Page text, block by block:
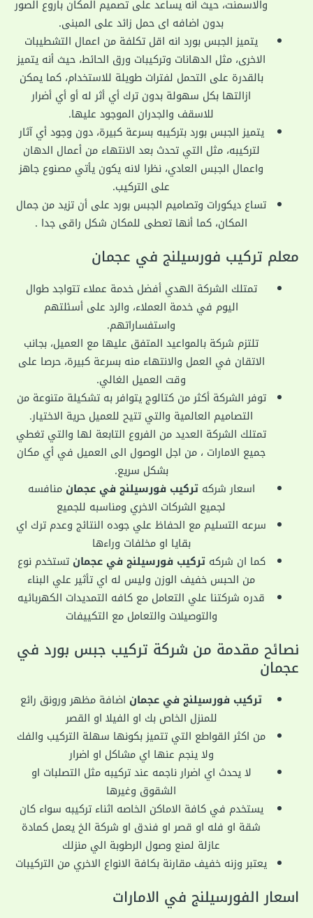
والاسمنت، حيث انه يساعد على تصميم المكان باروع الصور
بدون اضافه اى حمل زائد على المبنى.
يتميز الجبس بورد انه اقل تكلفة من اعمال التشطيبات
الاخرى، مثل الدهانات وتركيبات ورق الحائط، حيث أنه يتميز
بالقدرة على التحمل لفترات طويلة للاستخدام، كما يمكن
ازالتها بكل سهولة بدون ترك أي أثر له أو أي أضرار
للاسقف والجدران الموجود عليها.
يتميز الجبس بورد بتركيبه بسرعة كبيرة، دون وجود أي آثار
لتركيبه، مثل التي تحدث بعد الانتهاء من أعمال الدهان
واعمال الجبس العادي، نظرا لانه يكون يأتي مصنوع جاهز
على التركيب.
تساع ديكورات وتصاميم الجبس بورد على أن تزيد من جمال
المكان، كما أنها تعطى للمكان شكل راقى جدا .
معلم تركيب فورسيلنج في عجمان
تمتلك الشركة الهدي أفضل خدمة عملاء تتواجد طوال
اليوم في خدمة العملاء، والرد على أسئلتهم
واستفساراتهم.
تلتزم شركة بالمواعيد المتفق عليها مع العميل، بجانب
الاتقان في العمل والانتهاء منه بسرعة كبيرة، حرصا على
وقت العميل الغالي.
توفر الشركة أكثر من كتالوج يتوافر به تشكيلة متنوعة من
التصاميم العالمية والتي تتيح للعميل حرية الاختيار.
تمتلك الشركة العديد من الفروع التابعة لها والتي تغطي
جميع الامارات ، من اجل الوصول الى العميل في أي مكان
بشكل سريع.
اسعار شركهتركيب فورسيلنج في عجمان منافسه
لجميع الشركات الاخري ومناسبه للجميع
سرعه التسليم مع الحفاظ علي جوده النتائج وعدم ترك اي
بقايا او مخلفات وراءها
كما ان شركهتركيب فورسيلنج في عجمان تستخدم نوع
من الحبس خفيف الوزن وليس له اي تأثير علي البناء
قدره شركتنا علي التعامل مع كافه التمديدات الكهربائيه
والتوصيلات والتعامل مع التكييفات
نصائح مقدمة من شركة تركيب جبس بورد في
عجمان
تركيب فورسيلنج في عجمان اضافة مظهر ورونق رائع
للمنزل الخاص بك او الفيلا او القصر
من اكثر القواطع التي تتميز بكونها سهلة التركيب والفك
ولا ينجم عنها اي مشاكل او اضرار
لا يحدث اي اضرار ناجمه عند تركيبه مثل التصلبات او
الشقوق وغيرها
يستخدم في كافة الاماكن الخاصه اثناء تركيبه سواء كان
شقة او فله او قصر او فندق او شركة الخ يعمل كمادة
عازلة لمنع وصول الرطوبة الي منزلك
يعتبر وزنه خفيف مقارنة بكافة الانواع الاخري من التركيبات
اسعار الفورسيلنج في الامارات